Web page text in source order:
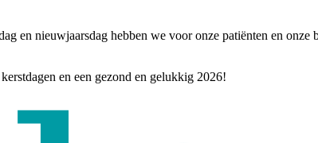
en nieuwjaarsdag hebben we voor onze patiënten en
en een gezond en gelukkig 2026!